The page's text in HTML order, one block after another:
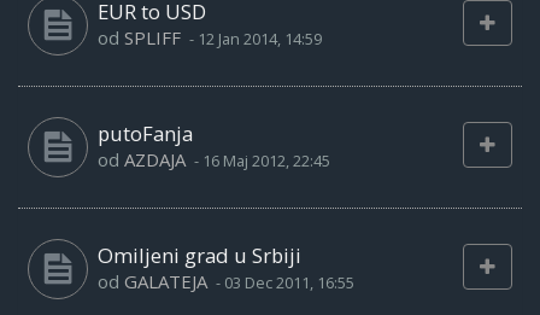
EUR to USD
od SPLIFF - 12 Jan 2014, 14:59
putoFanja
od AZDAJA - 16 Maj 2012, 22:45
Omiljeni grad u Srbiji
od GALATEJA - 03 Dec 2011, 16:55